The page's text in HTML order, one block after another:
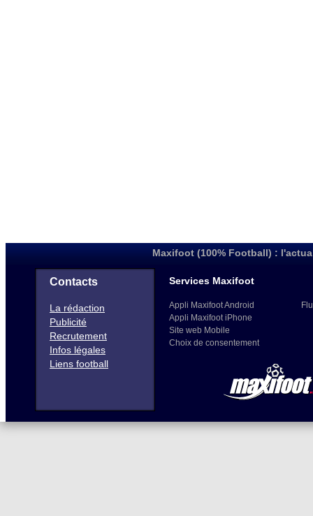
Maxifoot (100% Football) :
Contacts
La rédaction
Publicité
Recrutement
Infos légales
Liens football
Services Maxifoot
Appli Maxifoot Android
Appli Maxifoot iPhone
Site web Mobile
Choix de consentement